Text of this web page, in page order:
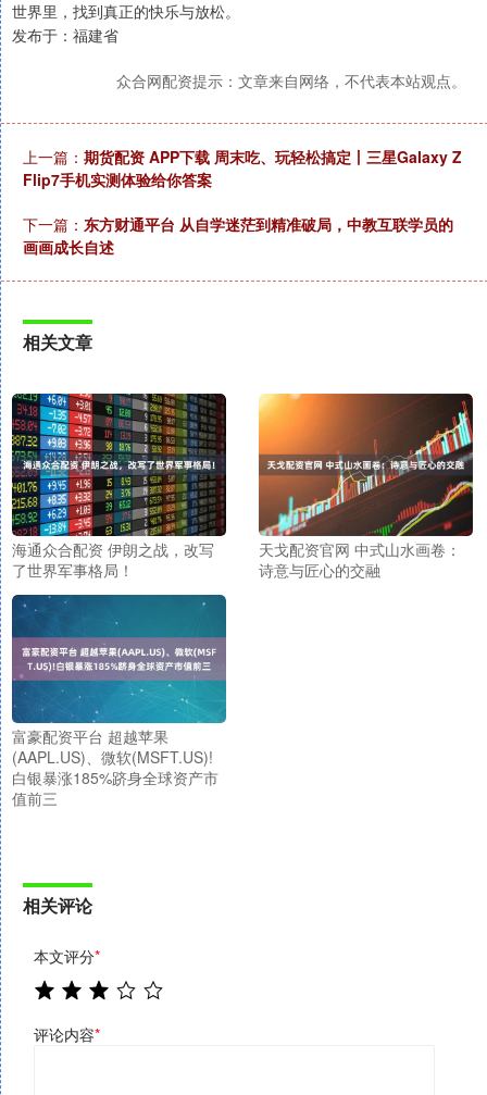
世界里，找到真正的快乐与放松。
发布于：福建省
众合网配资提示：文章来自网络，不代表本站观点。
上一篇： 期货配资 APP下载 周末吃、玩轻松搞定丨三星Galaxy Z
Flip7手机实测体验给你答案
下一篇： 东方财通平台 从自学迷茫到精准破局，中教互联学员的
画画成长自述
相关文章
海通众合配资 伊朗之战，改写
了世界军事格局！
天戈配资官网 中式山水画卷：
诗意与匠心的交融
富豪配资平台 超越苹果
(AAPL.US)、微软(MSFT.US)!
白银暴涨185%跻身全球资产市
值前三
相关评论
本文评分*
评论内容*